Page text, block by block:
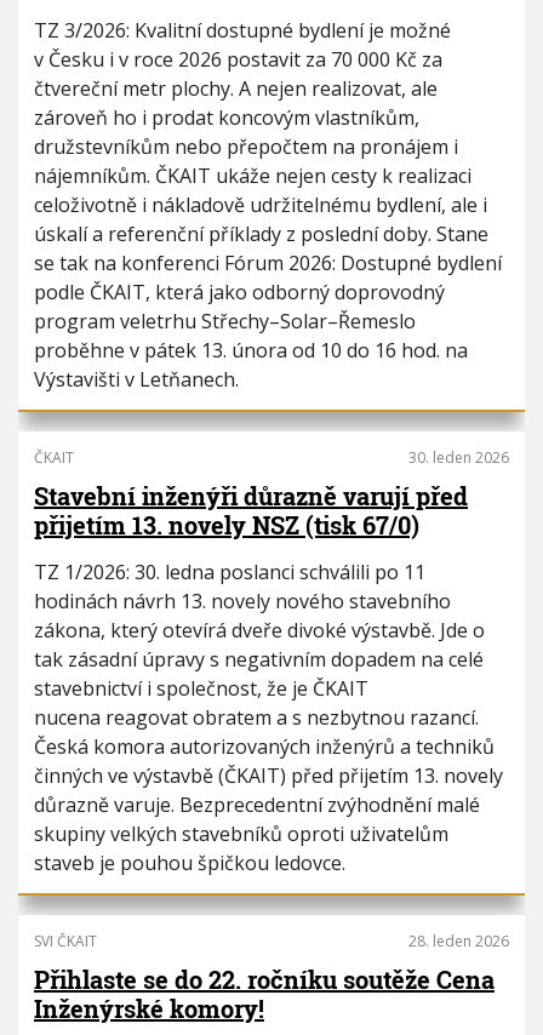
TZ 3/2026: Kvalitní dostupné bydlení je možné
v Česku i v roce 2026 postavit za 70 000 Kč za
čtvereční metr plochy. A nejen realizovat, ale
zároveň ho i prodat koncovým vlastníkům,
družstevníkům nebo přepočtem na pronájem i
nájemníkům. ČKAIT ukáže nejen cesty k realizaci
celoživotně i nákladově udržitelnému bydlení, ale i
úskalí a referenční příklady z poslední doby. Stane
se tak na konferenci Fórum 2026: Dostupné bydlení
podle ČKAIT, která jako odborný doprovodný
program veletrhu Střechy–Solar–Řemeslo
proběhne v pátek 13. února od 10 do 16 hod. na
Výstavišti v Letňanech.
ČKAIT 30. leden 2026
Stavební inženýři důrazně varují před
přijetím 13. novely NSZ (tisk 67/0)
TZ 1/2026: 30. ledna poslanci schválili po 11
hodinách návrh 13. novely nového stavebního
zákona, který otevírá dveře divoké výstavbě. Jde o
tak zásadní úpravy s negativním dopadem na celé
stavebnictví i společnost, že je ČKAIT
nucena reagovat obratem a s nezbytnou razancí.
Česká komora autorizovaných inženýrů a techniků
činných ve výstavbě (ČKAIT) před přijetím 13. novely
důrazně varuje. Bezprecedentní zvýhodnění malé
skupiny velkých stavebníků oproti uživatelům
staveb je pouhou špičkou ledovce.
SVI ČKAIT 28. leden 2026
Přihlaste se do 22. ročníku soutěže Cena
Inženýrské komory!